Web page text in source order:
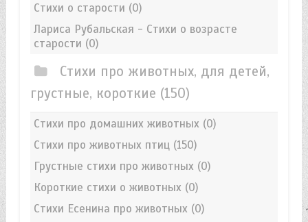
Стихи о старости (0)
Лариса Рубальская - Стихи о возрасте
старости (0)
Стихи про животных, для детей,
грустные, короткие (150)
Стихи про домашних животных (0)
Стихи про животных птиц(150)
Грустные стихи про животных (0)
Короткие стихи о животных (0)
Стихи Есенина про животных (0)